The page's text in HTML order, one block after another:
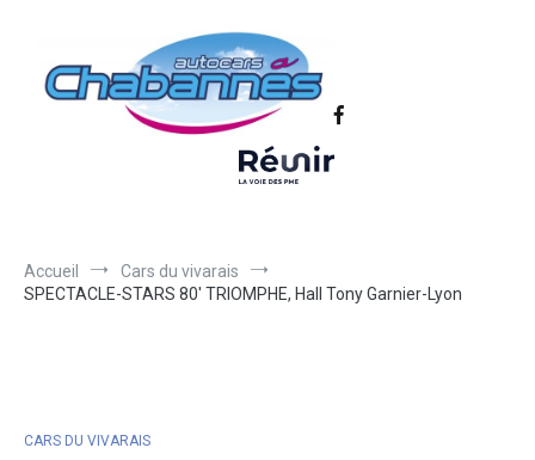
Autocars Chabannes | Transport en
Transport scolaire, Transports de personnel en Drôme Ardèche,
Transport touristique France et Europe
Accueil
Cars du vivarais
SPECTACLE-STARS 80′ TRIOMPHE, Hall Tony Garnier-Lyon
CARS DU VIVARAIS